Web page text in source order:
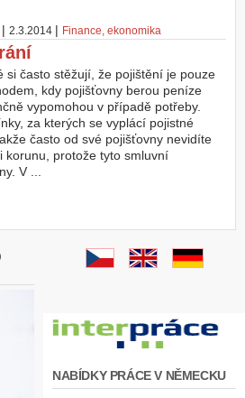
| 2.3.2014 | Finance, ekonomika
si často stěžují, že pojištění je pouze
kdy pojišťovny berou peníze
vypomohou v případě potřeby.
za kterých se vyplácí pojistné
často od své pojišťovny nevidíte
korunu, protože tyto smluvní
V ...
NABÍDKY PRÁCE V NĚMECKU